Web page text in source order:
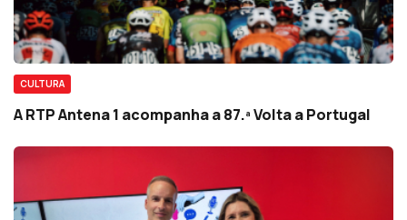
CULTURA
A RTP Antena 1 acompanha a 87.ª Volta a Portugal